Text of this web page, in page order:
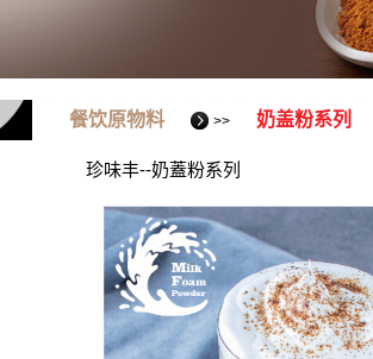
餐饮原物料 >> 奶盖粉系列
珍味丰--奶蓋粉系列